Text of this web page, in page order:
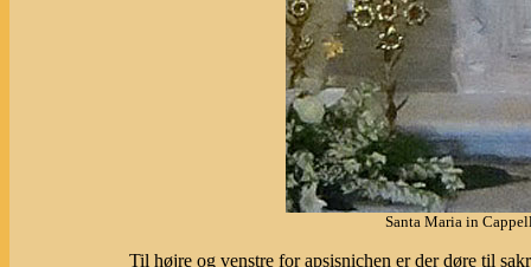
Santa Maria in
Til højre og venstre for apsisnichen er der døre til